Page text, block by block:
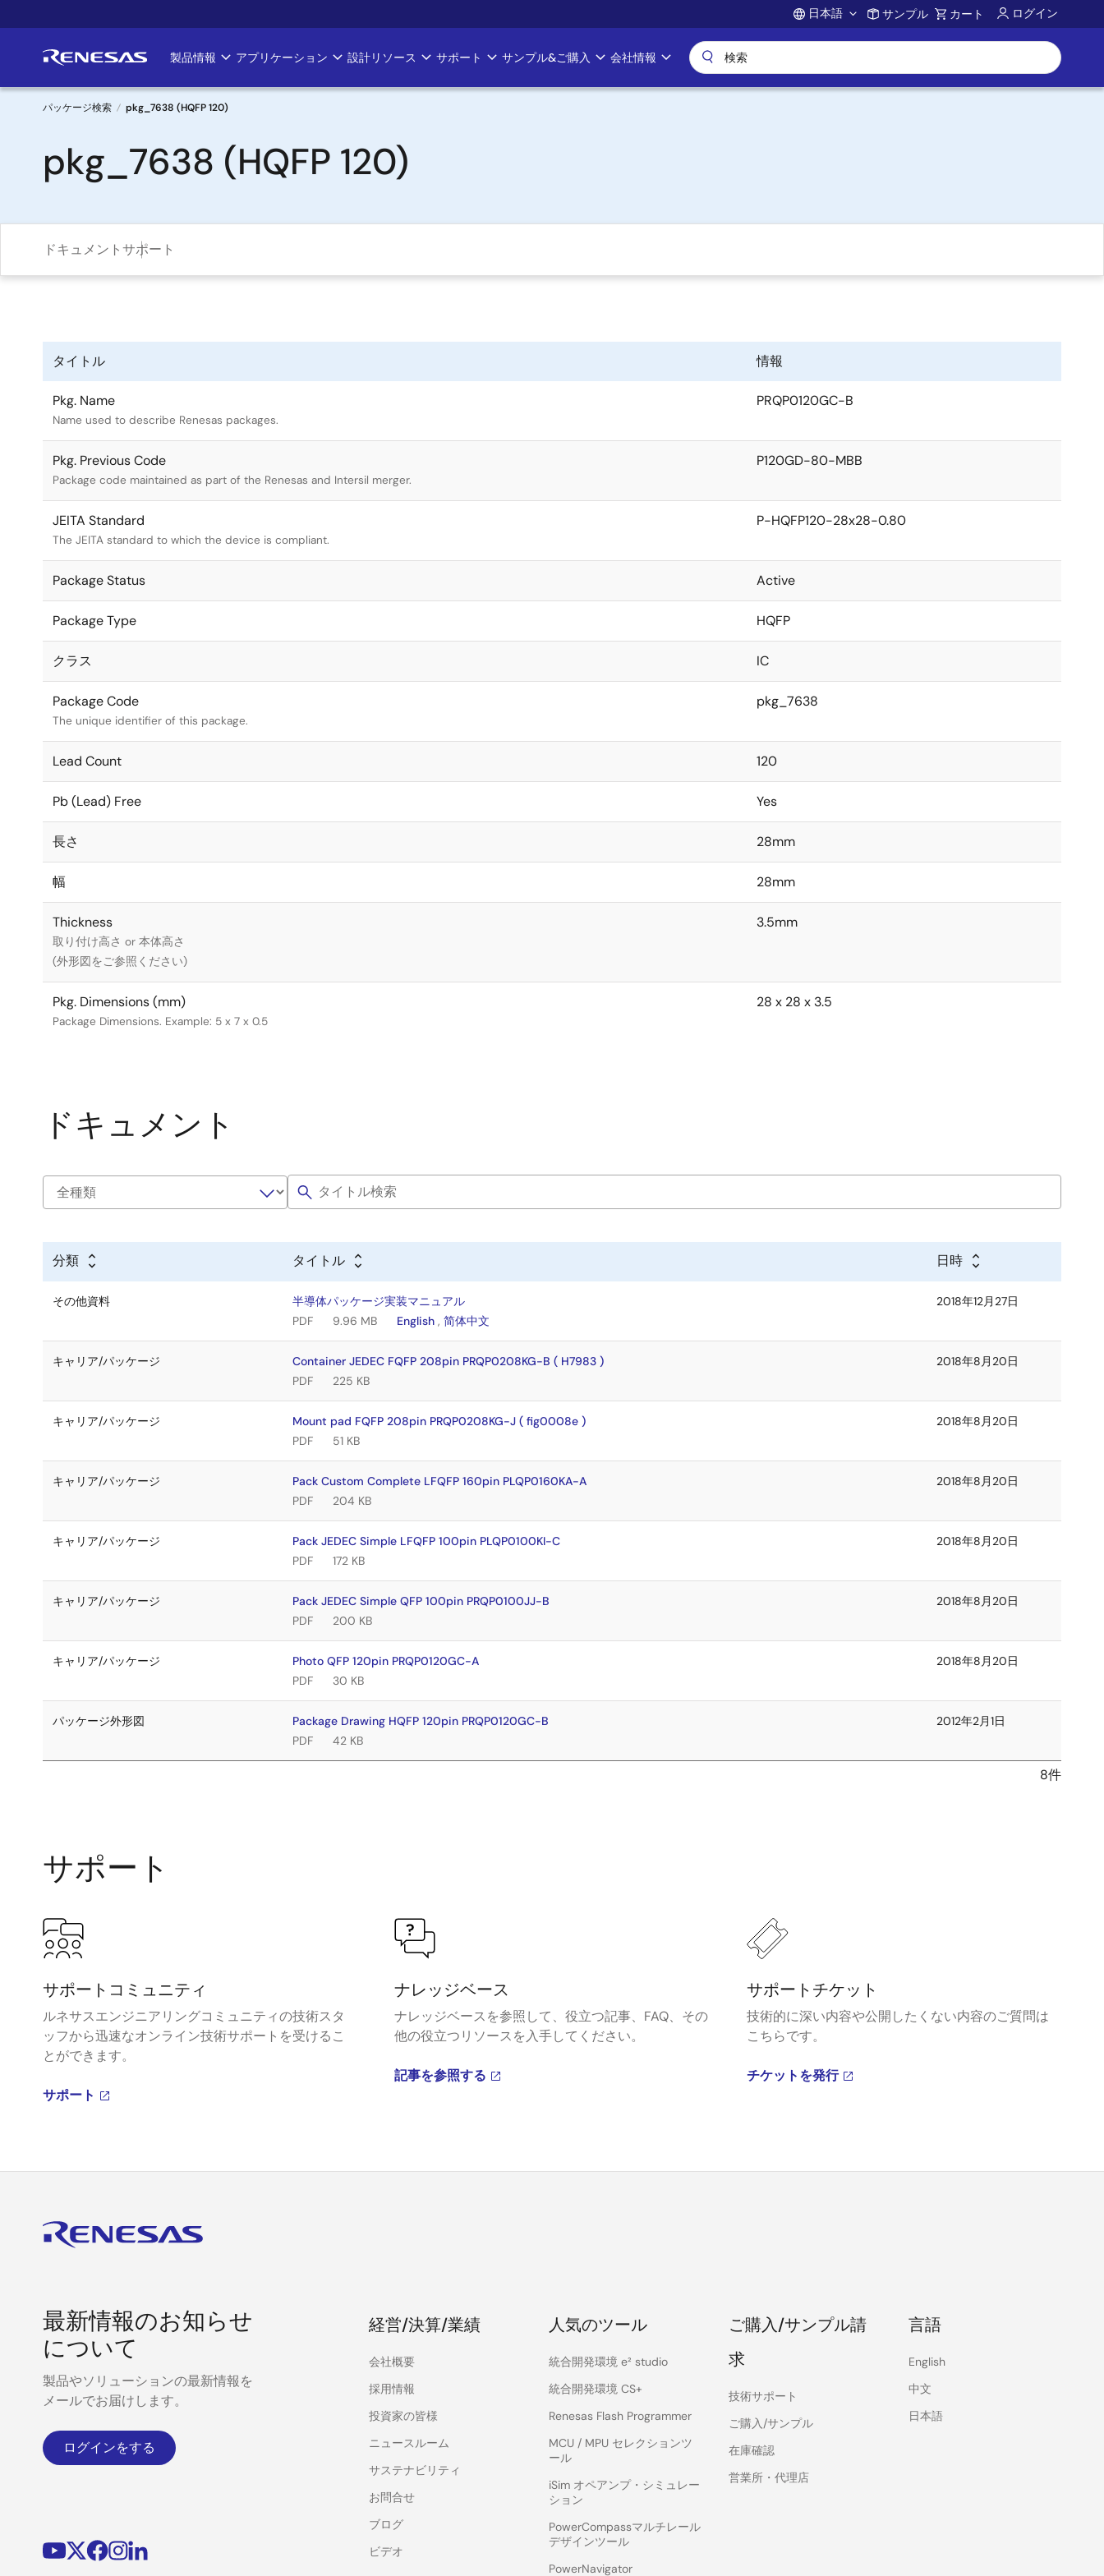
イ
ン
Account
日本語 サンプル カート ログイン
Main
navigation
製品情報 アプリケーション 設計リソース サポート サンプル&ご購入 会社情報
パ
ン
く
ず
パッケージ検索 pkg_7638 (HQFP 120)
pkg_7638 (HQFP 120)
ドキュメントサポート
タイトル 情報
Pkg. Name
Name used to describe Renesas packages.
PRQP0120GC-B
Pkg. Previous Code
Package code maintained as part of the Renesas and Intersil merger.
P120GD-80-MBB
JEITA Standard
The JEITA standard to which the device is compliant.
P-HQFP120-28x28-0.80
Package Status Active
Package Type HQFP
クラス IC
Package Code
The unique identifier of this package.
pkg_7638
Lead Count 120
Pb (Lead) Free Yes
長さ 28mm
幅 28mm
Thickness
取り付け高さ or 本体高さ
(外形図をご参照ください)
3.5mm
Pkg. Dimensions (mm)
Package Dimensions. Example: 5 x 7 x 0.5
28 x 28 x 3.5
ドキュメント
分類 タイトル 日時
その他資料
半導体パッケージ実装マニュアル
PDF
9.96 MB English, 简体中文
2018年12月27日
キャリア/パッケージ
Container JEDEC FQFP 208pin PRQP0208KG-B ( H7983 )
PDF
225 KB
2018年8月20日
キャリア/パッケージ
Mount pad FQFP 208pin PRQP0208KG-J ( fig0008e )
PDF
51 KB
2018年8月20日
キャリア/パッケージ
Pack Custom Complete LFQFP 160pin PLQP0160KA-A
PDF
204 KB
2018年8月20日
キャリア/パッケージ
Pack JEDEC Simple LFQFP 100pin PLQP0100KI-C
PDF
172 KB
2018年8月20日
キャリア/パッケージ
Pack JEDEC Simple QFP 100pin PRQP0100JJ-B
PDF
200 KB
2018年8月20日
キャリア/パッケージ
Photo QFP 120pin PRQP0120GC-A
PDF
30 KB
2018年8月20日
パッケージ外形図
Package Drawing HQFP 120pin PRQP0120GC-B
PDF
42 KB
2012年2月1日
8件
サポート
サポートコミュニティ
ルネサスエンジニアリングコミュニティの技術スタ
ッフから迅速なオンライン技術サポートを受けるこ
とができます。
サポート
ナレッジベース
ナレッジベースを参照して、役立つ記事、FAQ、その
他の役立つリソースを入手してください。
記事を参照する
サポートチケット
技術的に深い内容や公開したくない内容のご質問は
こちらです。
チケットを発行
最新情報のお知らせ
について
製品やソリューションの最新情報を
メールでお届けします。
ログインをする
経営/決算/業績
会社概要
採用情報
投資家の皆様
ニュースルーム
サステナビリティ
お問合せ
ブログ
ビデオ
人気のツール
統合開発環境 e² studio
統合開発環境 CS+
Renesas Flash Programmer
MCU / MPU セレクションツ
ール
iSim オペアンプ・シミュレー
ション
PowerCompassマルチレール
デザインツール
PowerNavigator
ご購入/サンプル請
求
技術サポート
ご購入/サンプル
在庫確認
営業所・代理店
言語
English
中文
日本語